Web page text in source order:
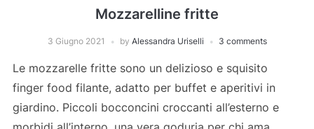
Mozzarelline fritte
3 Giugno 2021 by Alessandra Uriselli 3 comments
Le mozzarelle fritte sono un delizioso e squisito
finger food filante, adatto per buffet e aperitivi in
giardino. Piccoli bocconcini croccanti all’esterno e